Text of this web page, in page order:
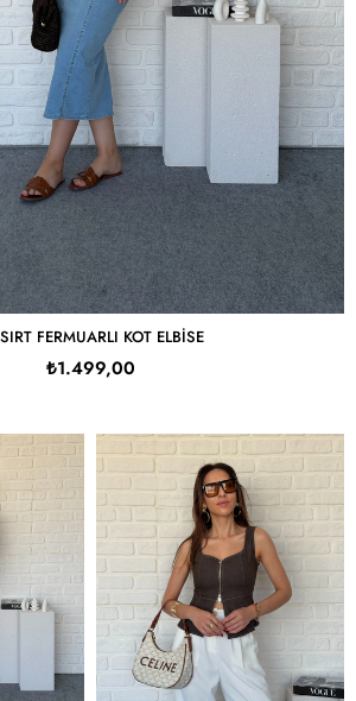
FERMUARLI KOT ELBISE
₺1.499,00